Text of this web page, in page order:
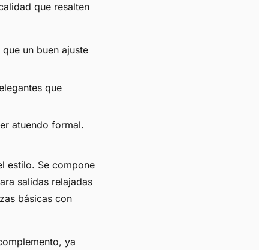
que resalten
un buen ajuste
que
atuendo formal.
estilo. Se compone
salidas relajadas
básicas con
ya